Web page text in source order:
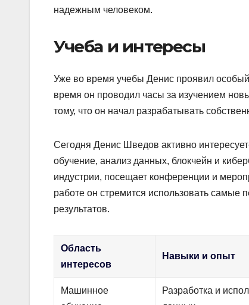
надежным человеком.
Учеба и интересы
Уже во время учебы Денис проявил
время он проводил часы за изучением
тому, что он начал разрабатывать
Сегодня Денис Шведов активно
обучение, анализ данных, блокчейн и
индустрии, посещает конференции и
работе он стремится использовать самые
результатов.
Область
интересов
Навыки и опыт
Машинное
Разработка и